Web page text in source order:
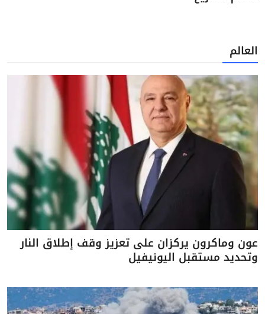
العالم
عون وماكرون يركزان على تعزيز وقف إطلاق النار
وتحديد مستقبل اليونيفيل